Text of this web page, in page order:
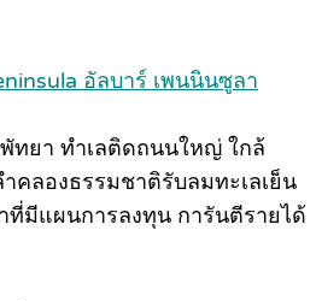
อัลบาร์ เพนนินซูลา
ทยา ทำเลติดถนนใหญ่ ใกล้
คลองธรรมชาติรับลมทะเลเย็น
ที่มีแผนการลงทุน การันตีรายได้